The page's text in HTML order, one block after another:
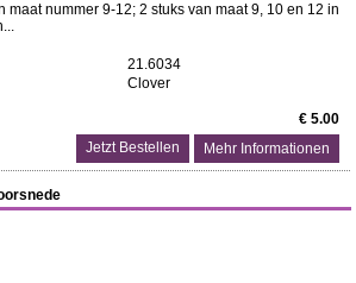
maat nummer 9-12; 2 stuks van maat 9, 10 en 12 in
21.6034
Clover
€ 5.00
Mehr Informationen